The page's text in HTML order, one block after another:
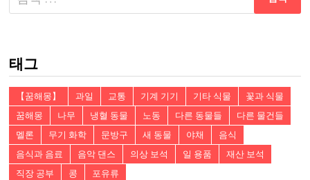
음
태그
【꿈해몽】 과일 교통 기계 기기 기타 식물
꽃과 식물
꿈해몽
나무 냉혈 동물 노동 다른 동물들
다른 물건들
멜론
무기 화학 문방구 새 동물 야채
음식
음식과 음료
음악 댄스 의상 보석 일 용품
재산 보석
직장 공부
콩 포유류